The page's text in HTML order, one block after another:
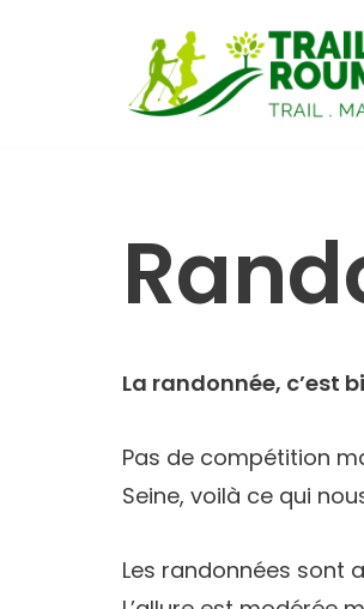
La randonnée, c’est
Pas de compétition
Seine, voilà ce qui
Les randonnées sont